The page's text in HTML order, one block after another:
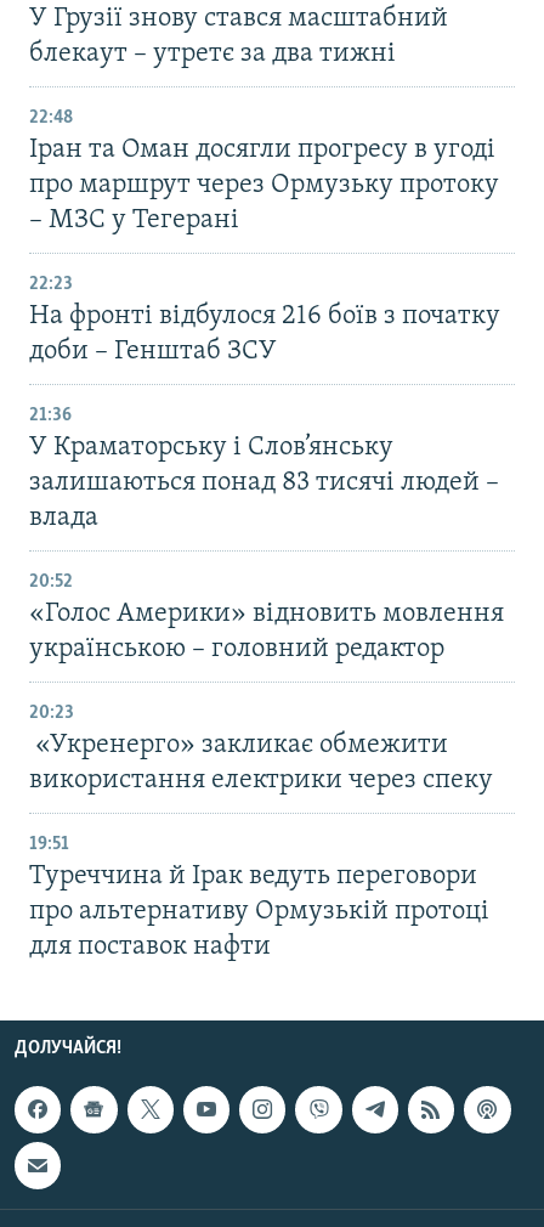
У Грузії знову стався масштабний
блекаут – утретє за два тижні
22:48
Іран та Оман досягли прогресу в угоді
про маршрут через Ормузьку протоку
– МЗС у Тегерані
22:23
На фронті відбулося 216 боїв з початку
доби – Генштаб ЗСУ
21:36
У Краматорську і Слов’янську
залишаються понад 83 тисячі людей –
влада
20:52
«Голос Америки» відновить мовлення
українською – головний редактор
20:23
«Укренерго» закликає обмежити
використання електрики через спеку
19:51
Туреччина й Ірак ведуть переговори
про альтернативу Ормузькій протоці
для поставок нафти
ДОЛУЧАЙСЯ!